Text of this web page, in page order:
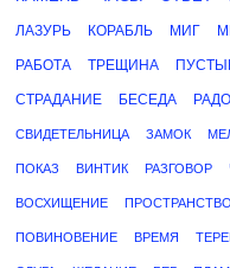
ЛАЗУРЬ КОРАБЛЬ МИГ
РАБОТА ТРЕЩИНА
СТРАДАНИЕ БЕСЕДА
СВИДЕТЕЛЬНИЦА ЗАМОК
ПОКАЗ ВИНТИК РАЗГОВОР
ВОСХИЩЕНИЕ ПРОСТРАНСТВО
ПОВИНОВЕНИЕ ВРЕМЯ